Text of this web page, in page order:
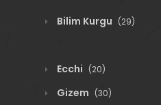
Bilim Kurgu (29)
Ecchi (20)
Gizem (30)